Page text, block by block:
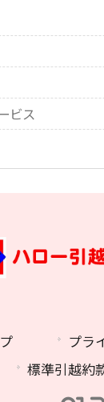
ビス
プラ
標準引越約